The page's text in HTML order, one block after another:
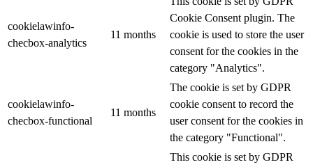
cookielawinfo-
checbox-analytics
11 months
Cookie Consent plugin. The
cookie is used to store the user
consent for the cookies in the
category "Analytics".
cookielawinfo-
checbox-functional
11 months
The cookie is set by GDPR
cookie consent to record the
user consent for the cookies in
the category "Functional".
This cookie is set by GDPR